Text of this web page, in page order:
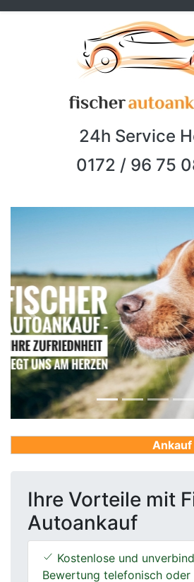
24h Service
0172 / 96 75
Previous
Ankauf
Ihre Vorteile mit
Autoankauf
Kostenlose und
Bewertung telefonisch oder